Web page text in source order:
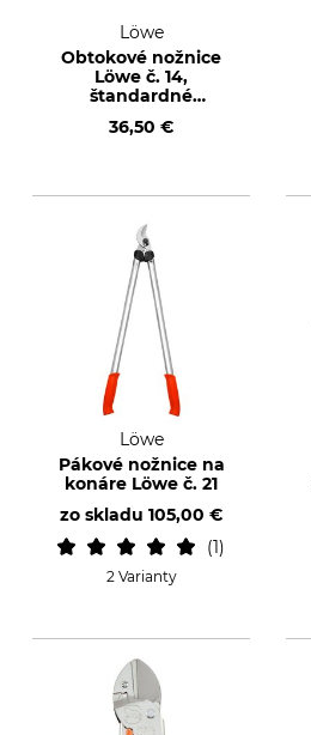
Löwe
Obtokové nožnice
Löwe č. 14,
štandardné
36,50 €
Löwe
Pákové nožnice na
konáre Löwe č. 21
zo skladu 105,00 €
1
2 Varianty